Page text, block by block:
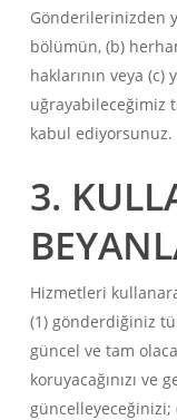
Gönderilerinizden
bölümün, (b)
haklarının veya
uğrayabileceğimiz
kabul ediyorsunuz.
3.
Hizmetleri
(1) gönderdiğiniz
güncel ve tam
koruyacağınızı